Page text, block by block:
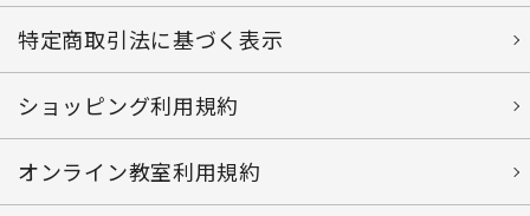
特定商取引法に基づく表示
ショッピング利用規約
オンライン教室利用規約